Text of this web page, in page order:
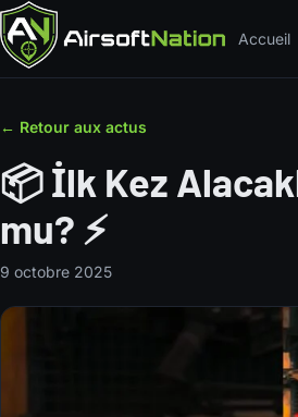
Accueil
← Retour aux actus
📦 İlk Kez
mu? ⚡
9 octobre 2025